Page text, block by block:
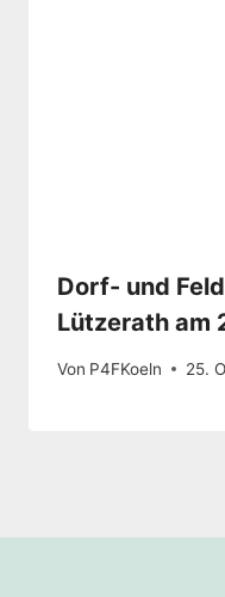
Dorf- und
Lützerath am
Von P4FKoeln 25.